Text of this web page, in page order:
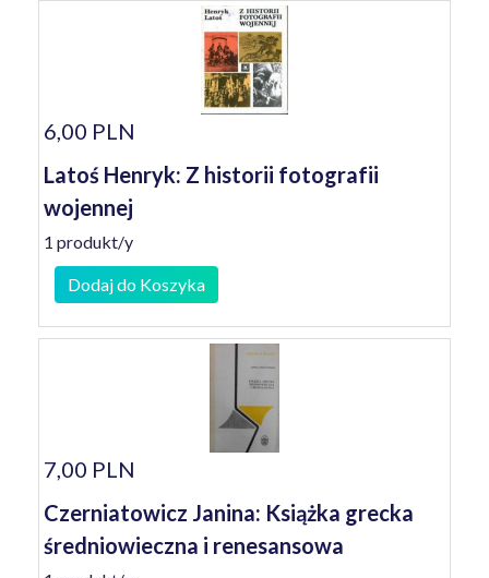
6,00 PLN
Latoś Henryk: Z historii fotografii
wojennej
1 produkt/y
Dodaj do Koszyka
7,00 PLN
Czerniatowicz Janina: Książka grecka
średniowieczna i renesansowa